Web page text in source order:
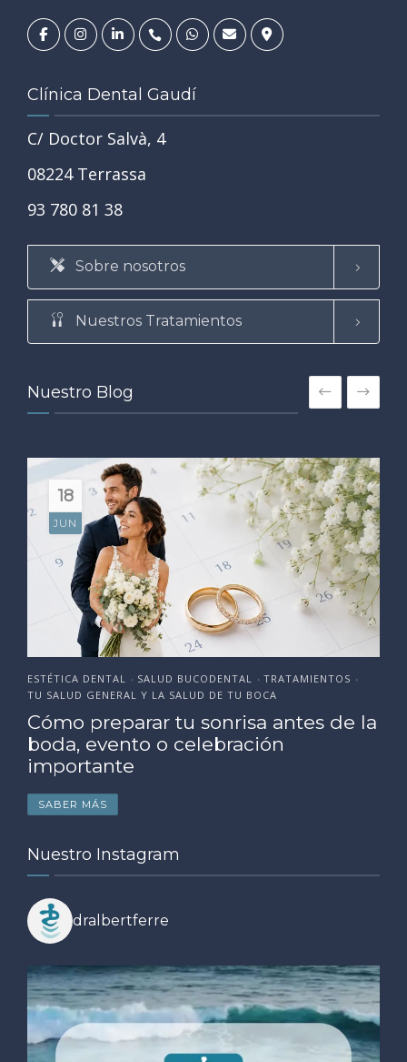
Clínica Dental Gaudí
C/ Doctor Salvà, 4
08224 Terrassa
93 780 81 38
Sobre nosotros
Nuestros Tratamientos
Nuestro Blog
18
JUN
ESTÉTICA DENTAL • SALUD BUCODENTAL • TRATAMIENTOS •
TU SALUD GENERAL Y LA SALUD DE TU BOCA
Cómo preparar tu sonrisa antes de la
boda, evento o celebración
importante
SABER MÁS
Nuestro Instagram
dralbertferre